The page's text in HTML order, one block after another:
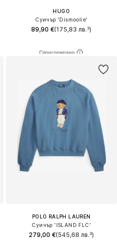
HUGO
Суичър 'Dismoolie'
89,90 €(175,83 лв.³)
POLO RALPH LAUREN
Суичър 'ISLAND FLC'
279,00 €(545,68 лв.³)